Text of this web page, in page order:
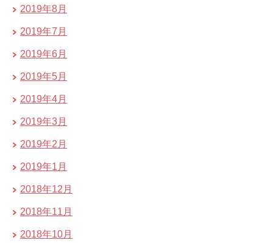
2019年8月
2019年7月
2019年6月
2019年5月
2019年4月
2019年3月
2019年2月
2019年1月
2018年12月
2018年11月
2018年10月